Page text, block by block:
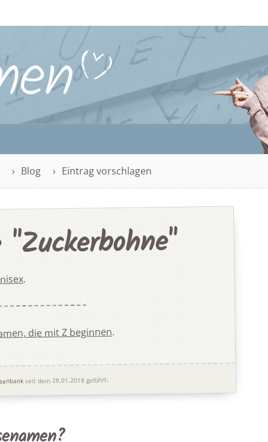
Blog Eintrag vorschlagen
.
die mit Z beginnen.
seit dem 28.01.2018 geführt.